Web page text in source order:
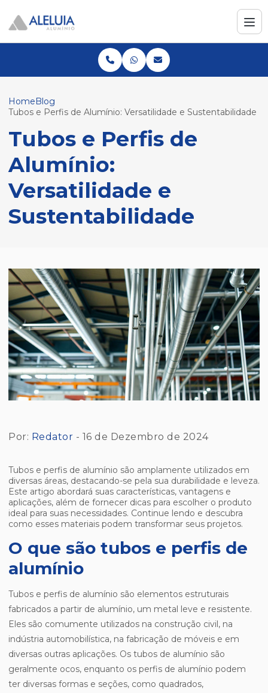
HomeBlog
Tubos e Perfis de Alumínio: Versatilidade e Sustentabilidade
Tubos e Perfis de
Alumínio:
Versatilidade e
Sustentabilidade
Por: Redator - 16 de Dezembro de 2024
Tubos e perfis de alumínio são amplamente utilizados em
diversas áreas, destacando-se pela sua durabilidade e leveza.
Este artigo abordará suas características, vantagens e
aplicações, além de fornecer dicas para escolher o produto
ideal para suas necessidades. Continue lendo e descubra
como esses materiais podem transformar seus projetos.
O que são tubos e perfis de
alumínio
Tubos e perfis de alumínio são elementos estruturais
fabricados a partir de alumínio, um metal leve e resistente.
Eles são comumente utilizados na construção civil, na
indústria automobilística, na fabricação de móveis e em
diversas outras aplicações. Os tubos de alumínio são
geralmente ocos, enquanto os perfis de alumínio podem
ter diversas formas e seções, como quadrados,